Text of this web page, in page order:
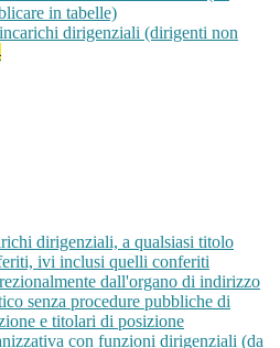
in tabelle)
dirigenziali (dirigenti non
dirigenziali, a qualsiasi titolo
ivi inclusi quelli conferiti
dall'organo di indirizzo
senza procedure pubbliche di
e titolari di posizione
con funzioni dirigenziali (da